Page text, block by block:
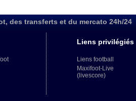
des transferts et du mercato 24h/24
Liens privilégiés
Liens football
Maxifoot-Live
(livescore)